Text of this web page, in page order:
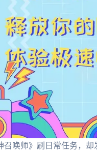
唤师》刷日常任务，